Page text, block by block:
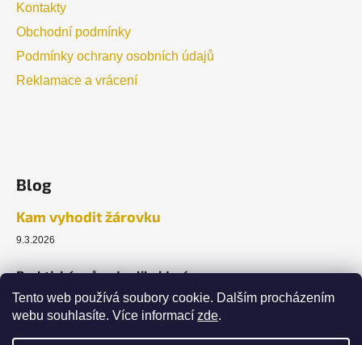
Tento web používá soubory cookie. Dalším procházením
webu souhlasíte. Více informací zde.
Kontakty
Obchodní podmínky
Podmínky ochrany osobních údajů
Reklamace a vrácení
Blog
Kam vyhodit žárovku
9.3.2026
Praktický průvodce likvidací.
ARCHIV